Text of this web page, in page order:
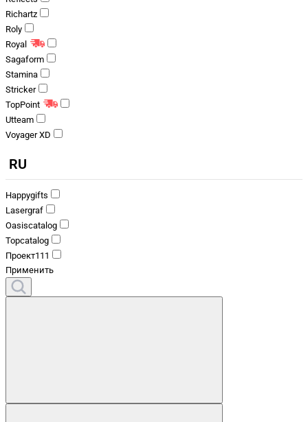
Richartz
Roly
Royal
Sagaform
Stamina
Stricker
TopPoint
Utteam
Voyager XD
RU
Happygifts
Lasergraf
Oasiscatalog
Topcatalog
Проект111
Применить